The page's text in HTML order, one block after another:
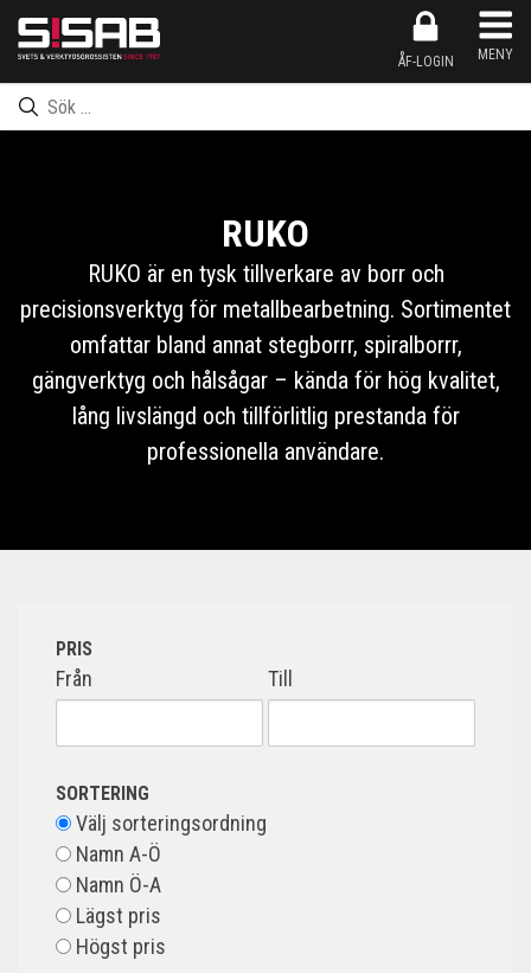
ÅF-LOGIN MENY
Produkten har nu lagts till i kundkorgen Gå till kassan
Produkten har nu lagts till i inköpslistan
Inköpslistan har nu lagts till i kundkorgen
RUKO
RUKO är en tysk tillverkare av borr och
precisionsverktyg för metallbearbetning. Sortimentet
omfattar bland annat stegborrr, spiralborrr,
gängverktyg och hålsågar – kända för hög kvalitet,
lång livslängd och tillförlitlig prestanda för
professionella användare.
PRIS
Från Till
SORTERING
Välj sorteringsordning
Namn A-Ö
Namn Ö-A
Lägst pris
Högst pris